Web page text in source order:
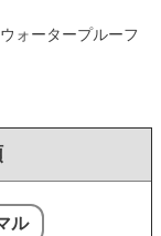
ォータープルーフ
ル